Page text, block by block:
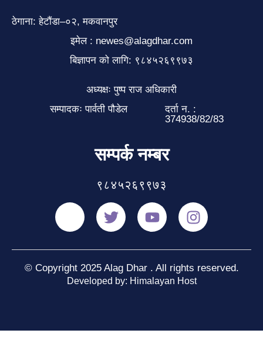
ठेगाना: हेटौंडा–०२, मकवानपुर
इमेल : newes@alagdhar.com
बिज्ञापन को लागि: ९८४५२६९९७३
अध्यक्षः पुष्प राज अधिकारी
सम्पादकः पार्वती पौडेल
दर्ता न. :
374938/82/83
सम्पर्क नम्बर
९८४५२६९९७३
© Copyright 2025 Alag Dhar . All rights reserved.
Developed by: Himalayan Host